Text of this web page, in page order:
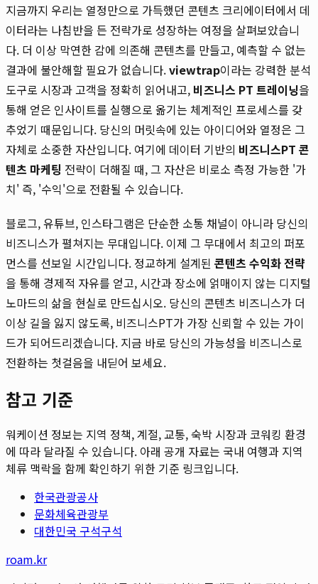
지금까지 우리는 열정만으로 가득했던 콘텐츠 크리에이터에서 데
이터라는 나침반을 든 전략가로 성장하는 여정을 살펴보았습니
다. 더 이상 막연한 감에 의존해 콘텐츠를 만들고, 예측할 수 없는
결과에 불안해할 필요가 없습니다.viewtrap이라는 강력한 분석
도구로 시장과 고객을 정확히 읽어내고, 비즈니스 PT 트레이닝을
통해 얻은 인사이트를 실행으로 옮기는 체계적인 프로세스를 갖
추었기 때문입니다. 당신의 머릿속에 있는 아이디어와 열정은 그
자체로 소중한 자산입니다. 여기에 데이터 기반의 비즈니스PT 콘
텐츠 마케팅 전략이 더해질 때, 그 자산은 비로소 측정 가능한 '가
치' 즉, '수익'으로 전환될 수 있습니다.
블로그, 유튜브, 인스타그램은 단순한 소통 채널이 아니라 당신의
비즈니스가 펼쳐지는 무대입니다. 이제 그 무대에서 최고의 퍼포
먼스를 선보일 시간입니다. 정교하게 설계된 콘텐츠 수익화 전략
을 통해 경제적 자유를 얻고, 시간과 장소에 얽매이지 않는 디지털
노마드의 삶을 현실로 만드십시오. 당신의 콘텐츠 비즈니스가 더
이상 길을 잃지 않도록, 비즈니스PT가 가장 신뢰할 수 있는 가이
드가 되어드리겠습니다. 지금 바로 당신의 가능성을 비즈니스로
전환하는 첫걸음을 내딛어 보세요.
참고 기준
워케이션 정보는 지역 정책, 계절, 교통, 숙박 시장과 코워킹 환경
에 따라 달라질 수 있습니다. 아래 공개 자료는 국내 여행과 지역
체류 맥락을 함께 확인하기 위한 기준 링크입니다.
한국관광공사
문화체육관광부
대한민국 구석구석
roam.kr